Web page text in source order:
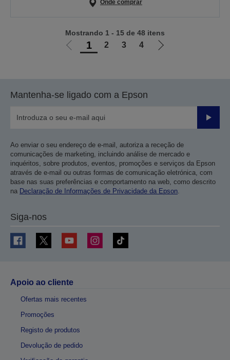
Onde comprar
Ir
anterior
1 2 3 4
Ir
Mostrando 1 - 15 de 48 itens
Mantenha-se ligado com a Epson
Enviar
Ao enviar o seu endereço de e-mail, autoriza a receção de
comunicações de marketing, incluindo análise de mercado e
inquéritos, sobre produtos, eventos, promoções e serviços da Epson
através de e-mail ou outras formas de comunicação eletrónica, com
base nas suas preferências e comportamento na web, como descrito
na Declaração de Informações de Privacidade da Epson.
Siga-nos
Apoio ao cliente
Ofertas mais recentes
Promoções
Registo de produtos
Devolução de pedido